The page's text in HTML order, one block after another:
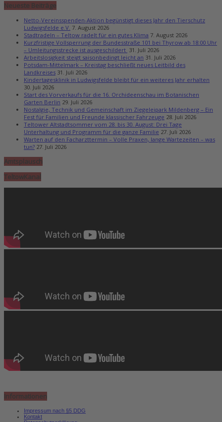
Neueste Beiträge
Netto-Vereinsspenden-Aktion begünstigt dieses Jahr den Tierschutz
Ludwigsfelde e.V. 7. August 2026
Stadtradeln – Teltow radelt für ein gutes Klima 7. August 2026
Kurzfristige Vollsperrung der Bundesstraße 101 bei Thyrow ab 18:00 Uhr
– Umleitungsstrecke ist ausgeschildert 31. Juli 2026
Arbeitslosigkeit steigt saisonbedingt leicht an 31. Juli 2026
Potsdam-Mittelmark – Kreistag beschließt neues Leitbild des
Landkreises 31. Juli 2026
Kindertagesklinik in Ludwigsfelde bleibt für ein weiteres Jahr erhalten
30. Juli 2026
Start des Vorverkaufs für die 16. Orchideenschau im Botanischen
Garten Berlin 29. Juli 2026
Nostalgie, Technik und Gemeinschaft im Ziegeleipark Mildenberg – Ein
Fest für Familien und Freunde klassischer Fahrzeuge 28. Juli 2026
Teltower Altstadtsommer vom 28. bis 30. August: Drei Tage
Unterhaltung und Programm für die ganze Familie 27. Juli 2026
Warten auf den Facharzttermin – Volle Praxen, lange Wartezeiten – was
tun? 27. Juli 2026
Amtsplausch
TeltowKanal
Informationen
Impressum nach §5 DDG
Kontakt